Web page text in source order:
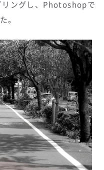
ングし、Photoshopで
。